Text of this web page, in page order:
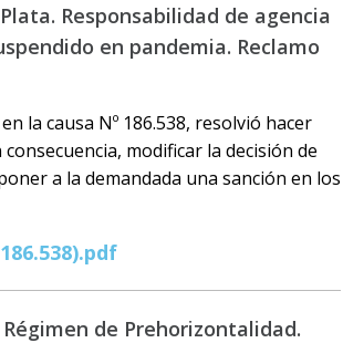
Responsabilidad de agencia
en pandemia. Reclamo
la causa Nº 186.538, resolvió hacer
modificar la decisión de
a la demandada una sanción en los
de Prehorizontalidad.